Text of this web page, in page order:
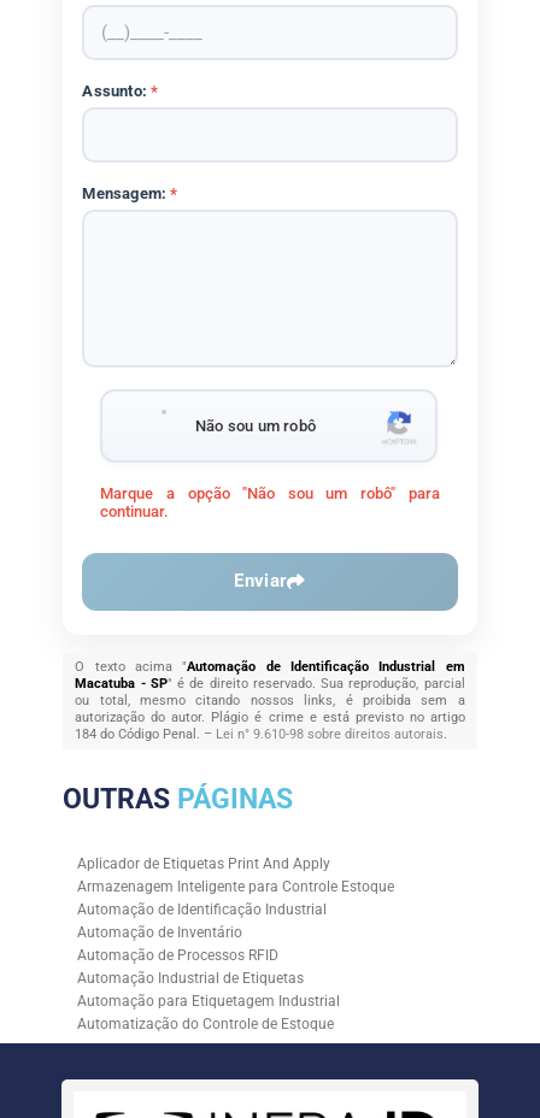
Assunto:*
Mensagem:*
Não sou um robô
Marque a opção "Não sou um robô" para
continuar.
Enviar
O texto acima "Automação de Identificação Industrial em
Macatuba - SP" é de direito reservado. Sua reprodução, parcial
ou total, mesmo citando nossos links, é proibida sem a
autorização do autor. Plágio é crime e está previsto no artigo
184 do Código Penal. – Lei n° 9.610-98 sobre direitos autorais.
OUTRAS PÁGINAS
Aplicador de Etiquetas Print And Apply
Armazenagem Inteligente para Controle Estoque
Automação de Identificação Industrial
Automação de Inventário
Automação de Processos RFID
Automação Industrial de Etiquetas
Automação para Etiquetagem Industrial
Automatização do Controle de Estoque
Controle de Estoque com RFID